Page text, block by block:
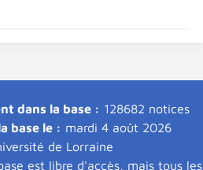
dans la base : 128682 notices
base le : mardi 4 août 2026
de Lorraine
est libre d'accès, mais tous les